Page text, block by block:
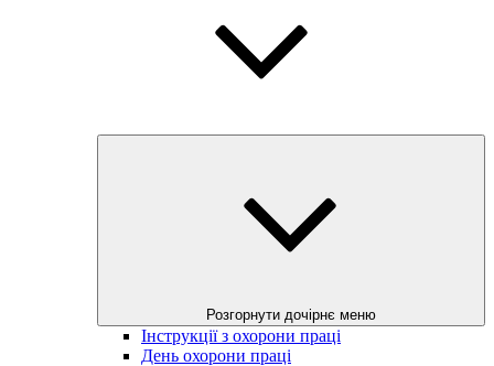
Розгорнути дочірнє меню
Інструкції з охорони праці
День охорони праці